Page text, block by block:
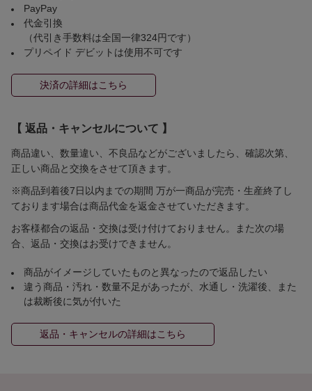
PayPay
代金引換
（代引き手数料は全国一律324円です）
プリペイド デビットは使用不可です
決済の詳細はこちら
【 返品・キャンセルについて 】
商品違い、数量違い、不良品などがございましたら、確認次第、
正しい商品と交換をさせて頂きます。
※商品到着後7日以内までの期間 万が一商品が完売・生産終了し
ております場合は商品代金を返金させていただきます。
お客様都合の返品・交換は受け付けておりません。また次の場
合、返品・交換はお受けできません。
商品がイメージしていたものと異なったので返品したい
違う商品・汚れ・数量不足があったが、水通し・洗濯後、また
は裁断後に気が付いた
返品・キャンセルの詳細はこちら